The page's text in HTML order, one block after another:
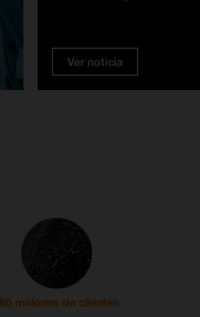
Ver noticia
millones de clientes